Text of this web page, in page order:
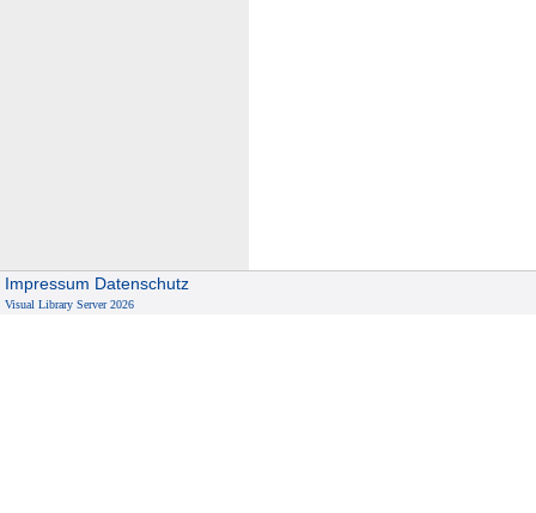
Impressum Datenschutz
Visual Library Server 2026